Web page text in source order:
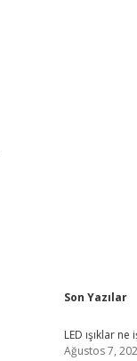
Son Yazılar
LED ışıklar ne
Ağustos 7,